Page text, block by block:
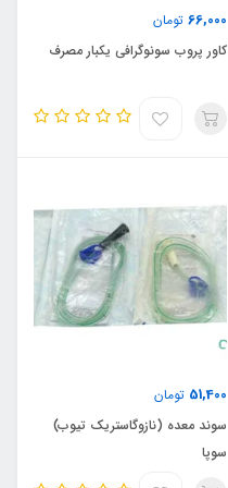
66,000 تومان
کاور پروب سونوگرافی یکبار مصرف
51,400 تومان
سوند معده (نازوگاستریک تیوب)
سوپا